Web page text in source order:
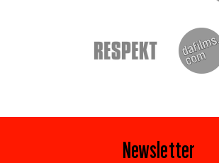
Newsletter